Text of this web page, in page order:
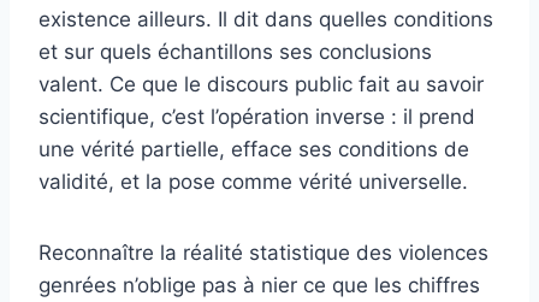
existence ailleurs. Il dit dans quelles conditions
et sur quels échantillons ses conclusions
valent. Ce que le discours public fait au savoir
scientifique, c’est l’opération inverse : il prend
une vérité partielle, efface ses conditions de
validité, et la pose comme vérité universelle.
Reconnaître la réalité statistique des violences
genrées n’oblige pas à nier ce que les chiffres